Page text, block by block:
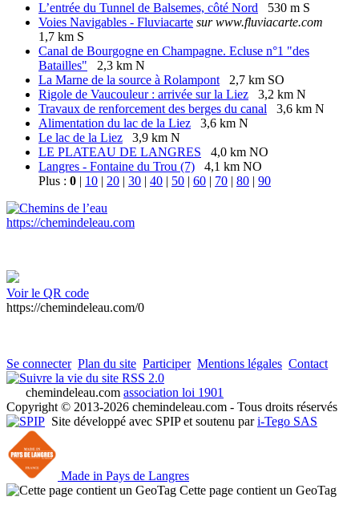
L’entrée du Tunnel de Balsemes, côté Nord 530 m S
Voies Navigables - Fluviacarte sur www.fluviacarte.com
1,7 km S
Canal de Bourgogne en Champagne. Ecluse n°1 "des
Batailles" 2,3 km N
La Marne de la source à Rolampont 2,7 km SO
Rigole de Vaucouleur : arrivée sur la Liez 3,2 km N
Travaux de renforcement des berges du canal 3,6 km N
Alimentation du lac de la Liez 3,6 km N
Le lac de la Liez 3,9 km N
LE PLATEAU DE LANGRES 4,0 km NO
Langres - Fontaine du Trou (7) 4,1 km NO
Plus : 0 | 10 | 20 | 30 | 40 | 50 | 60 | 70 | 80 | 90
https://chemindeleau.com
Voir le QR code
https://chemindeleau.com/0
Se connecter Plan du site Participer Mentions légales Contact
RSS 2.0
chemindeleau.com association loi 1901
Copyright © 2013-2026 chemindeleau.com - Tous droits réservés
Site développé avec SPIP et soutenu pari-Tego SAS
Made in Pays de Langres
Cette page contient un GeoTag